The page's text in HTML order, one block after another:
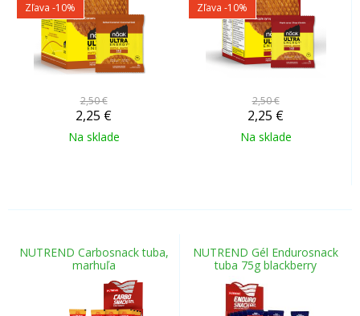
Zľava -10%
2,50 €
2,25 €
Na sklade
Zľava -10%
2,50 €
2,25 €
Na sklade
NUTREND Carbosnack tuba,
marhuľa
NUTREND Gél Endurosnack
tuba 75g blackberry